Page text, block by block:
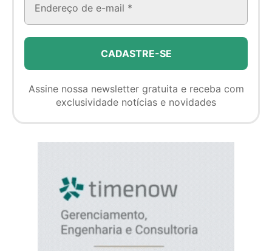
Assine nossa newsletter gratuita e receba com
exclusividade notícias e novidades